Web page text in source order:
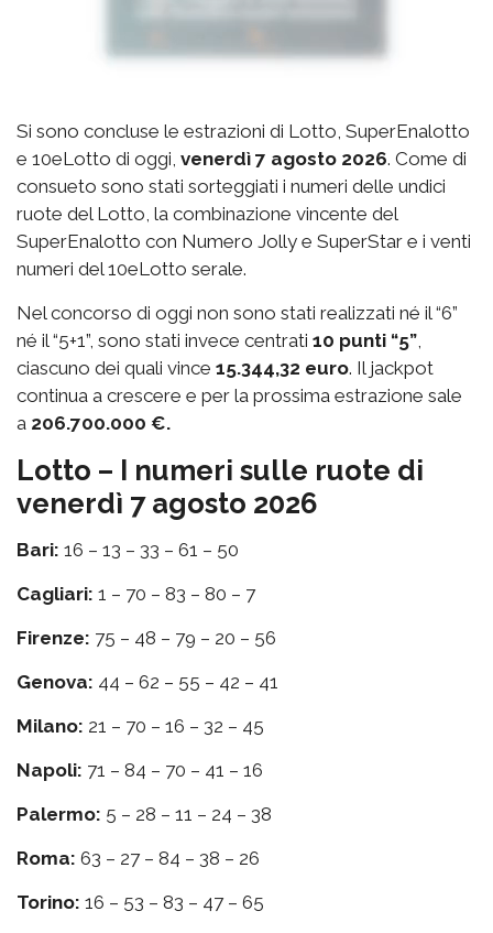
Si sono concluse le estrazioni di Lotto, SuperEnalotto
e 10eLotto di oggi, venerdì 7 agosto 2026. Come di
consueto sono stati sorteggiati i numeri delle undici
ruote del Lotto, la combinazione vincente del
SuperEnalotto con Numero Jolly e SuperStar e i venti
numeri del 10eLotto serale.
Nel concorso di oggi non sono stati realizzati né il “6”
né il “5+1”, sono stati invece centrati 10 punti “5”
ciascuno dei quali vince 15.344,32 euro. Il jackpot
continua a crescere e per la prossima estrazione sale
a 206.700.000 €.
Lotto – I numeri sulle ruote di
venerdì 7 agosto 2026
Bari: 16 – 13 – 33 – 61 – 50
Cagliari: 1 – 70 – 83 – 80 – 7
Firenze: 75 – 48 – 79 – 20 – 56
Genova: 44 – 62 – 55 – 42 – 41
Milano: 21 – 70 – 16 – 32 – 45
Napoli: 71 – 84 – 70 – 41 – 16
Palermo: 5 – 28 – 11 – 24 – 38
Roma: 63 – 27 – 84 – 38 – 26
Torino: 16 – 53 – 83 – 47 – 65